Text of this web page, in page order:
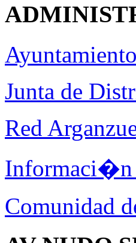
Junta de
Red
Informaci�n
Comunidad